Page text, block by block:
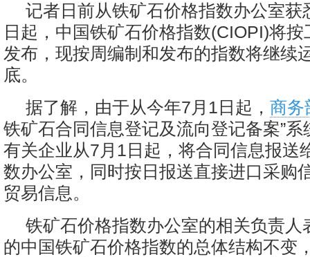
记者日前从铁矿石价格指数办公室获
日起，中国铁矿石价格指数(CIOPI)将
发布，现按周编制和发布的指数将继续
底。
据了解，由于从今年7月1日起， 商务
铁矿石合同信息登记及流向登记备案”
有关企业从7月1日起，将合同信息报送
数办公室，同时按日报送直接进口采购
贸易信息。
铁矿石价格指数办公室的相关负责人
的中国铁矿石价格指数的总体结构不变